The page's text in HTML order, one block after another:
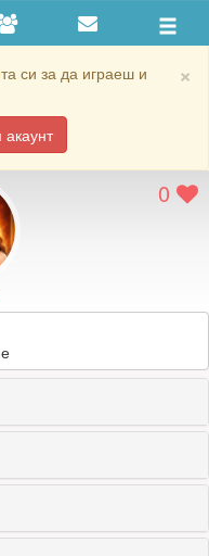
×
си за да играеш и
0